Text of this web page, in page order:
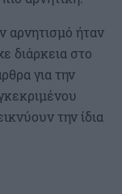
αρνητισμό ήταν
διάρκεια στο
για την
την ίδια